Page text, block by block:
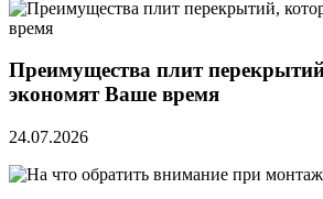
Преимущества плит
экономят Ваше время
24.07.2026